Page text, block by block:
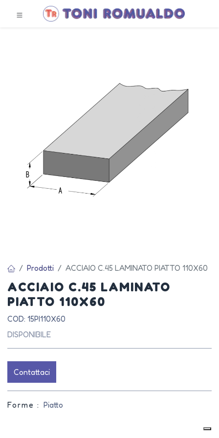
Prodotti ACCIAIO C.45 LAMINATO PIATTO 110X60
ACCIAIO C.45 LAMINATO
PIATTO 110X60
COD: 15PI110X60
DISPONIBILE
Contattaci
Forme : Piatto